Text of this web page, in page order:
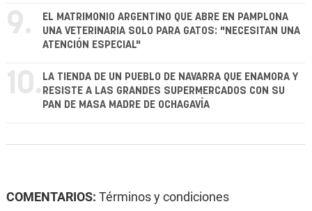
9.
EL MATRIMONIO ARGENTINO QUE ABRE EN PAMPLONA
UNA VETERINARIA SOLO PARA GATOS: "NECESITAN UNA
ATENCIÓN ESPECIAL"
10. LA TIENDA DE UN PUEBLO DE NAVARRA QUE ENAMORA Y
RESISTE A LAS GRANDES SUPERMERCADOS CON SU
PAN DE MASA MADRE DE OCHAGAVÍA
COMENTARIOS: Términos y condiciones